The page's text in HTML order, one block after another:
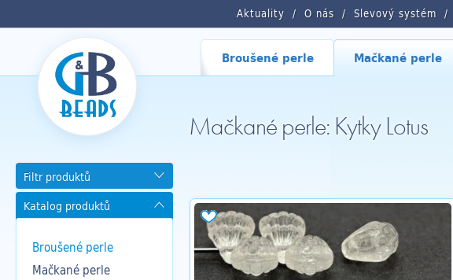
Aktuality O nás Slevový systém
Broušené perle Mačkané perle
Mačkané perle: Kytky Lotus
Filtr produktů
Katalog produktů
Broušené perle
Mačkané perle